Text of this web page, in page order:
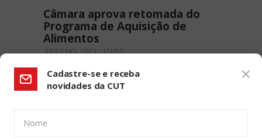
Câmara aprova retomada do
Programa de Aquisição de
Alimentos
10 JULHO, 2023 - 11H55
Cadastre-se e receba
novidades da CUT
Nome